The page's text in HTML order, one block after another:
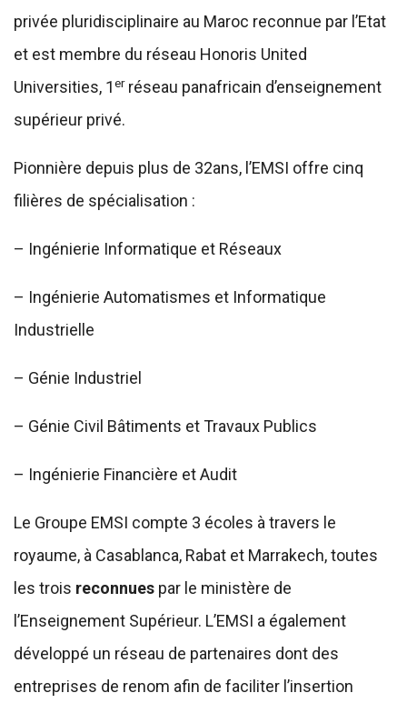
privée pluridisciplinaire au Maroc reconnue par l’Etat
et est membre du réseau Honoris United
Universities, 1erréseau panafricain d’enseignement
supérieur privé.
Pionnière depuis plus de 32ans, l’EMSI offre cinq
filières de spécialisation :
– Ingénierie Informatique et Réseaux
– Ingénierie Automatismes et Informatique
Industrielle
– Génie Industriel
– Génie Civil Bâtiments et Travaux Publics
– Ingénierie Financière et Audit
Le Groupe EMSI compte 3 écoles à travers le
royaume, à Casablanca, Rabat et Marrakech, toutes
les trois reconnues par le ministère de
l’Enseignement Supérieur. L’EMSI a également
développé un réseau de partenaires dont des
entreprises de renom afin de faciliter l’insertion